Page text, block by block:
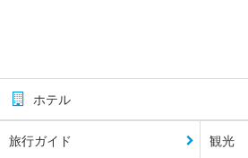
ホテル
旅行ガイド 観光